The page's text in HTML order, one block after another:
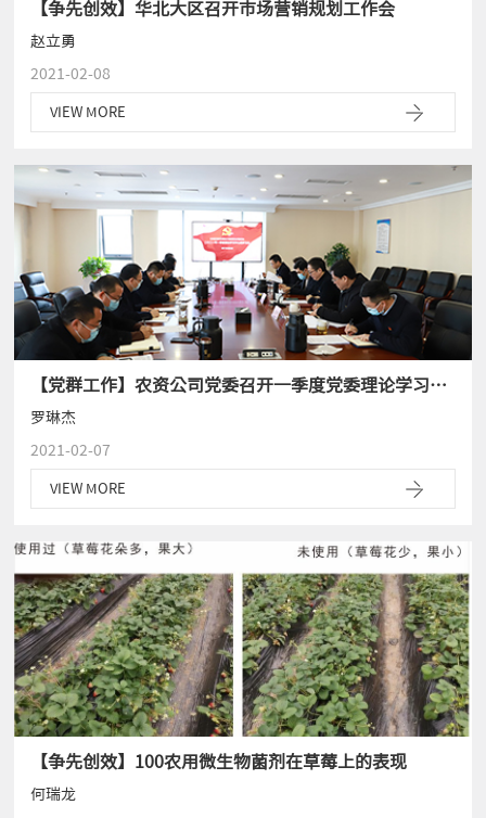
【争先创效】华北大区召开市场营销规划工作会
赵立勇
2021-02-08
VIEW MORE
【党群工作】农资公司党委召开一季度党委理论学习中心组学习会
罗琳杰
2021-02-07
VIEW MORE
【争先创效】100农用微生物菌剂在草莓上的表现
何瑞龙